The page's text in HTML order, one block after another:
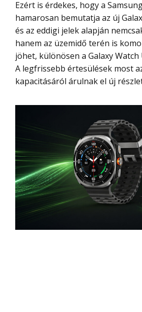
Ezért is érdekes, hogy a Samsung várhatóan
hamarosan bemutatja az új
és az eddigi jelek alapján
hanem az üzemidő terén is
jöhet, különösen a Galaxy
A legfrissebb értesülések most
kapacitásáról árulnak el új